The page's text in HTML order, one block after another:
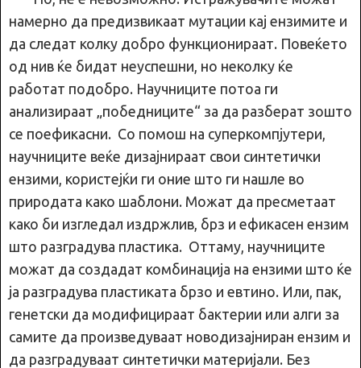
намерно да предизвикаат мутации кај ензимите и
да следат колку добро функционираат. Повеќето
од нив ќе бидат неуспешни, но неколку ќе
работат подобро. Научниците потоа ги
анализираат „победниците“ за да разберат зошто
се поефикасни. Со помош на суперкомпјутери,
научниците веќе дизајнираат свои синтетички
ензими, користејќи ги оние што ги нашле во
природата како шаблони. Можат да пресметаат
како би изгледал издржлив, брз и ефикасен ензим
што разградyва пластика. Оттаму, научниците
можат да создадат комбинација на ензими што ќе
ја разградува пластиката брзо и евтино. Или, пак,
генетски да модифицираат бактерии или алги за
самите да произведуваат новодизајниран ензим и
да разградуваат синтетички материјали. Без